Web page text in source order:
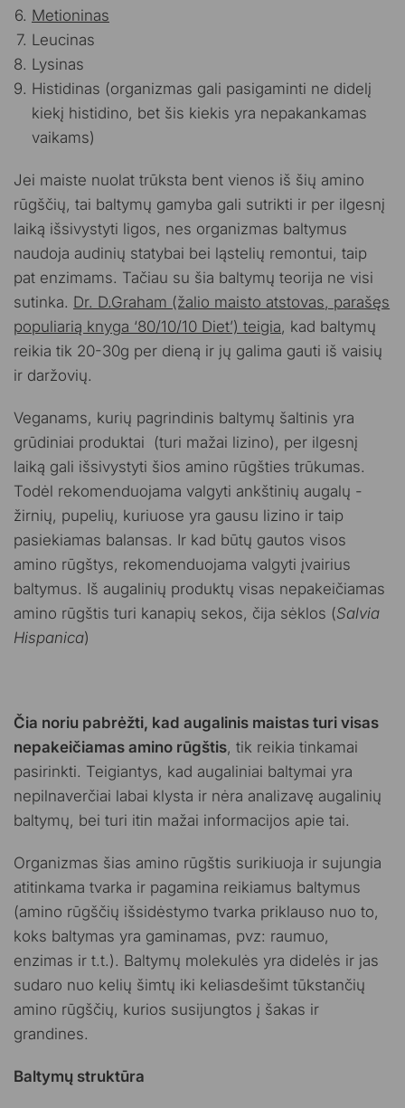
Metioninas
Leucinas
Lysinas
Histidinas (organizmas gali pasigaminti ne didelį
kiekį histidino, bet šis kiekis yra nepakankamas
vaikams)
Jei maiste nuolat trūksta bent vienos iš šių amino
rūgščių, tai baltymų gamyba gali sutrikti ir per ilgesnį
laiką išsivystyti ligos, nes organizmas baltymus
naudoja audinių statybai bei ląstelių remontui, taip
pat enzimams. Tačiau su šia baltymų teorija ne visi
sutinka. Dr. D.Graham (žalio maisto atstovas, parašęs
populiarią knyga ‘80/10/10 Diet’) teigia, kad baltymų
reikia tik 20-30g per dieną ir jų galima gauti iš vaisių
ir daržovių.
Veganams, kurių pagrindinis baltymų šaltinis yra
grūdiniai produktai (turi mažai lizino), per ilgesnį
laiką gali išsivystyti šios amino rūgšties trūkumas.
Todėl rekomenduojama valgyti ankštinių augalų -
žirnių, pupelių, kuriuose yra gausu lizino ir taip
pasiekiamas balansas. Ir kad būtų gautos visos
amino rūgštys, rekomenduojama valgyti įvairius
baltymus. Iš augalinių produktų visas nepakeičiamas
amino rūgštis turi kanapių sekos, čija sėklos (Salvia
Hispanica)
Čia noriu pabrėžti, kad augalinis maistas turi visas
nepakeičiamas amino rūgštis, tik reikia tinkamai
pasirinkti. Teigiantys, kad augaliniai baltymai yra
nepilnaverčiai labai klysta ir nėra analizavę augalinių
baltymų, bei turi itin mažai informacijos apie tai.
Organizmas šias amino rūgštis surikiuoja ir sujungia
atitinkama tvarka ir pagamina reikiamus baltymus
(amino rūgščių išsidėstymo tvarka priklauso nuo to,
koks baltymas yra gaminamas, pvz: raumuo,
enzimas ir t.t.). Baltymų molekulės yra didelės ir jas
sudaro nuo kelių šimtų iki keliasdešimt tūkstančių
amino rūgščių, kurios susijungtos į šakas ir
grandines.
Baltymų struktūra